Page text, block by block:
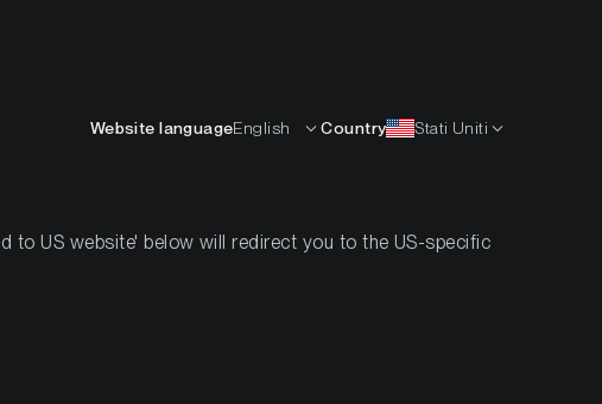
Website languageEnglish Country Stati Uniti
to US website' below will redirect you to the US-specific